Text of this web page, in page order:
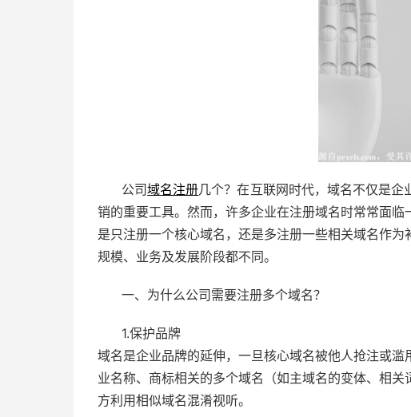
公司域名注册几个？在互联网时代，域名不仅是
销的重要工具。然而，许多企业在注册域名时常常面临
是只注册一个核心域名，还是多注册一些相关域名作
规模、业务及发展阶段都不同。
一、为什么公司需要注册多个域名？
1.保护品牌
域名是企业品牌的延伸，一旦核心域名被他人抢注或
业名称、商标相关的多个域名（如主域名的变体、相
方利用相似域名混淆视听。